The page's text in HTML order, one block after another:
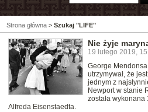
Strona główna > Szukaj "LIFE"
Nie żyje
19 lutego 2019,
George
utrzymywał, że
jednym z
Newport w stanie
została
Alfreda Eisenstaedta.